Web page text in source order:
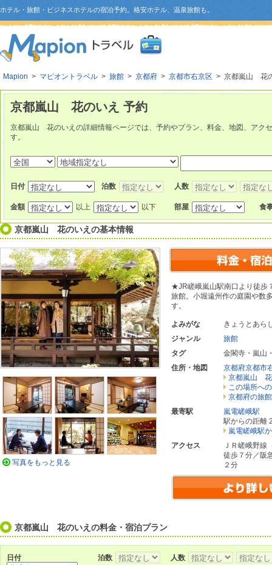
ホテル・旅館・ビジネスホテルの宿泊予約。格安ホテル、温泉旅館も。
Mapion > マピオントラベル > 旅館 > 京都府 > 京都市右京区 > 京都嵐山 花
京都嵐山 花のいえ 予約
京都嵐山 花のいえの詳細情報ページでは、予約やプラン、料金、地図、アク
す。
日付 泊数 人数
金額 以上 以下 部屋 食
京都嵐山 花のいえ の基本情報
★JR嵯峨嵐山駅南口より徒歩
旅館。小堀遠州作の庭園や数
す。
よみがな
きょうとあら
ジャンル
旅館
タグ
金閣寺・嵐山
住所・地図
京都府京都市
京都嵐山 花
この場所へ
京都府の旅館
最寄駅
嵐電嵯峨駅
駅からの距離
嵐電嵯峨駅
アクセス
ＪＲ嵯峨野線
徒歩７分／阪
２分
写真をもっと見る
京都嵐山 花のいえの料金・宿泊プラン
日付 泊数 人数